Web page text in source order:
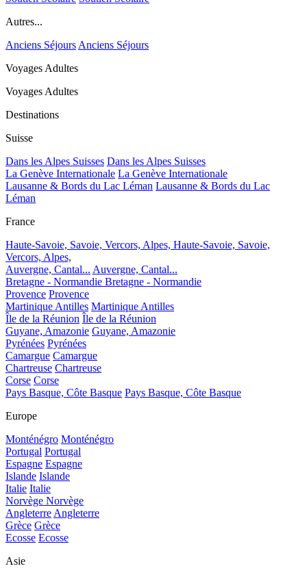
Autres...
Anciens Séjours Anciens Séjours
Voyages Adultes
Voyages Adultes
Destinations
Suisse
Dans les Alpes Suisses Dans les Alpes Suisses
La Genève Internationale La Genève Internationale
Lausanne & Bords du Lac Léman Lausanne & Bords du Lac
Léman
France
Haute-Savoie, Savoie, Vercors, Alpes, Haute-Savoie, Savoie,
Vercors, Alpes,
Auvergne, Cantal... Auvergne, Cantal...
Bretagne - Normandie Bretagne - Normandie
Provence Provence
Martinique Antilles Martinique Antilles
Île de la Réunion Île de la Réunion
Guyane, Amazonie Guyane, Amazonie
Pyrénées Pyrénées
Camargue Camargue
Chartreuse Chartreuse
Corse Corse
Pays Basque, Côte Basque Pays Basque, Côte Basque
Europe
Monténégro Monténégro
Portugal Portugal
Espagne Espagne
Islande Islande
Italie Italie
Norvège Norvège
Angleterre Angleterre
Grèce Grèce
Ecosse Ecosse
Asie